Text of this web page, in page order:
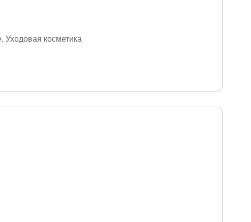
Уходовая косметика